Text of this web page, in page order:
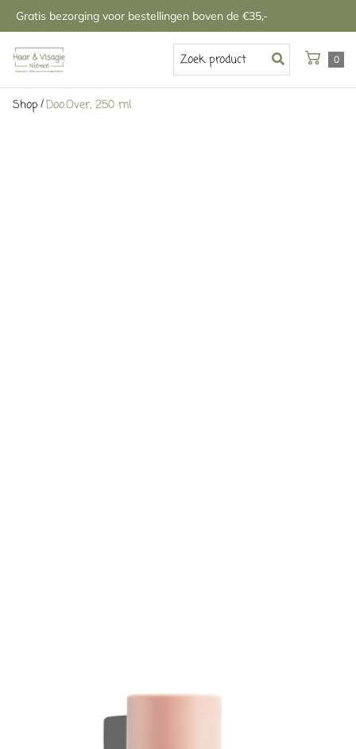
Gratis bezorging voor bestellingen boven de €35,-
0
Shop/Doo.Over, 250 ml